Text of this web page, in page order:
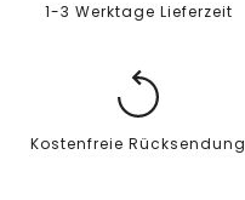
1-3 Werktage Lieferzeit
Kostenfreie Rücksendung